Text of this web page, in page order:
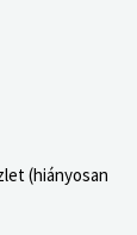
(hiányosan